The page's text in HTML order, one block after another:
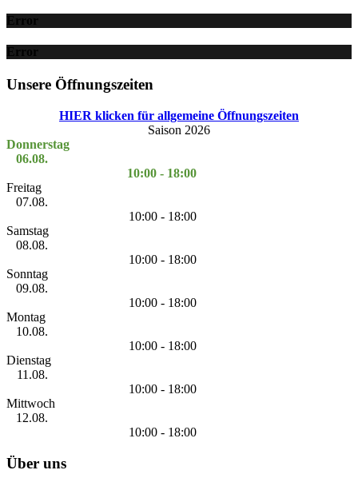
Error
Error
Unsere Öffnungszeiten
HIER klicken für allgemeine Öffnungszeiten
Saison 2026
Donnerstag
06.08.
10:00 - 18:00
Freitag
07.08.
10:00 - 18:00
Samstag
08.08.
10:00 - 18:00
Sonntag
09.08.
10:00 - 18:00
Montag
10.08.
10:00 - 18:00
Dienstag
11.08.
10:00 - 18:00
Mittwoch
12.08.
10:00 - 18:00
Über uns